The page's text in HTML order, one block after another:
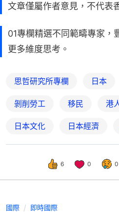
文章僅屬作者意見，不代表
01專欄精選不同範疇專家，
更多維度思考。
思哲研究所專欄 日本
剝削勞工 移民 港
日本文化 日本經濟
6 0 0
國際 即時國際